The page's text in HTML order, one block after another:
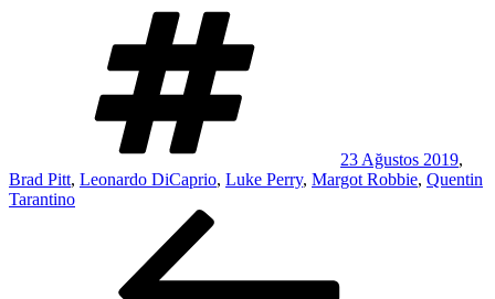
23 Ağustos 2019,
Brad Pitt, Leonardo DiCaprio, Luke Perry, Margot Robbie, Quentin
Tarantino